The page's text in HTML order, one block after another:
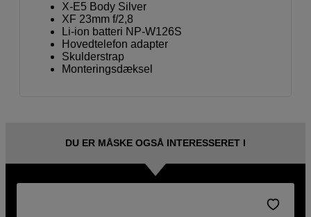
X-E5 Body Silver
XF 23mm f/2,8
Li-ion batteri NP-W126S
Hovedtelefon adapter
Skulderstrap
Monteringsdæksel
DU ER MÅSKE OGSÅ INTERESSERET I